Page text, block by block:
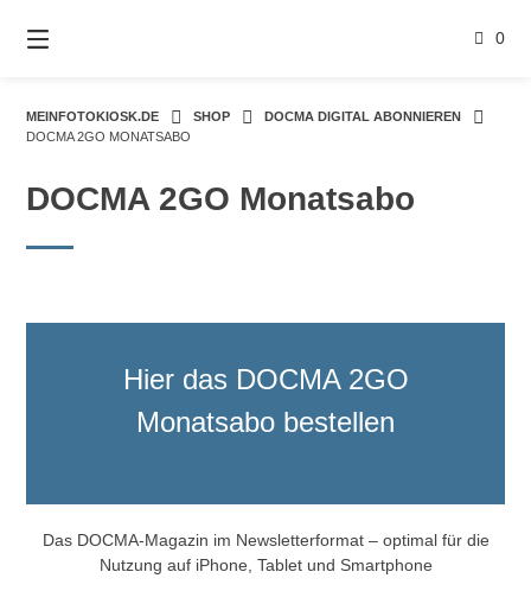
zum
0
MEINFOTOKIOSK.DE SHOP
DOCMA DIGITAL ABONNIEREN
DOCMA 2GO MONATSABO
DOCMA 2GO Monatsabo
Hier das DOCMA 2GO
Monatsabo bestellen
Das DOCMA-Magazin im Newsletterformat – optimal für die
Nutzung auf iPhone, Tablet und Smartphone